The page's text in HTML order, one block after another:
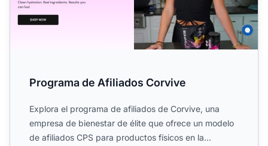
Programa de Afiliados Corvive
Explora el programa de afiliados de Corvive, una
empresa de bienestar de élite que ofrece un modelo
de afiliados CPS para productos físicos en la